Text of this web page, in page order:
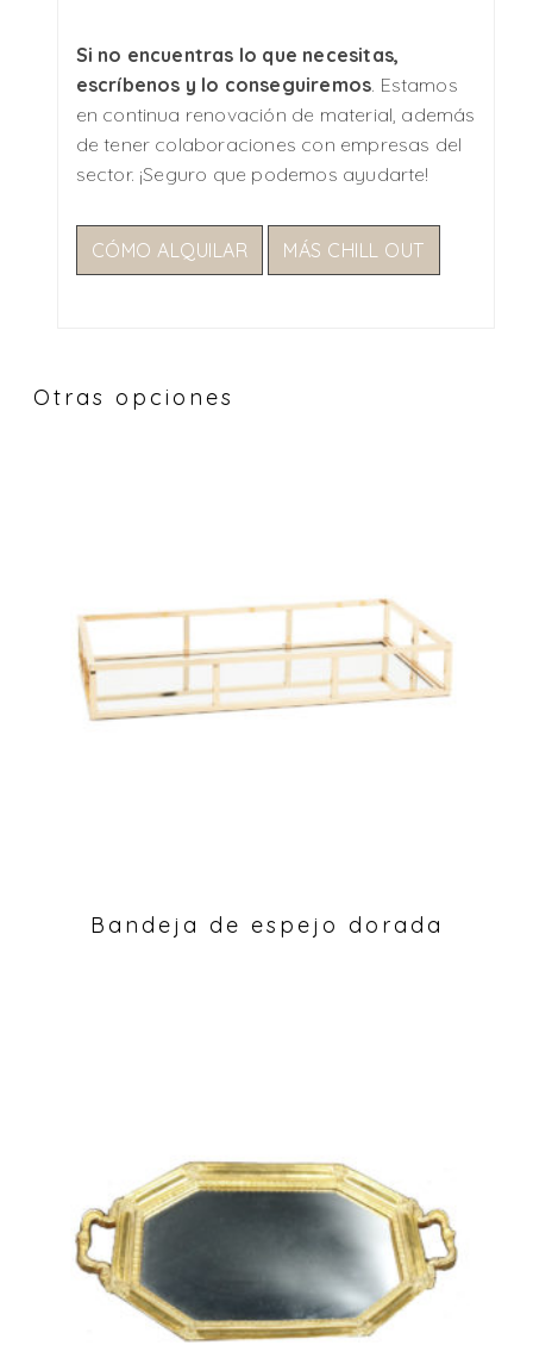
Si no encuentras lo que necesitas,
escríbenos y lo conseguiremos. Estamos
en continua renovación de material, además
de tener colaboraciones con empresas del
sector. ¡Seguro que podemos ayudarte!
CÓMO ALQUILAR MÁS CHILL OUT
Otras opciones
Bandeja de espejo dorada